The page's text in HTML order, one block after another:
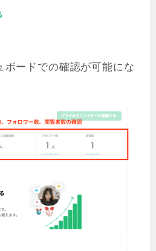
ボードでの確認が可能にな